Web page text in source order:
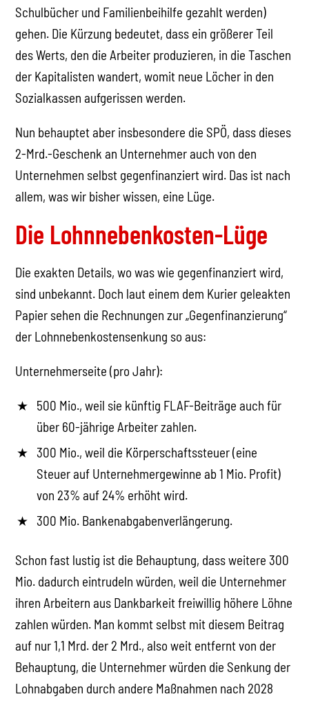
Schulbücher und Familienbeihilfe gezahlt werden)
gehen. Die Kürzung bedeutet, dass ein größerer Teil
des Werts, den die Arbeiter produzieren, in die Taschen
der Kapitalisten wandert, womit neue Löcher in den
Sozialkassen aufgerissen werden.
Nun behauptet aber insbesondere die SPÖ, dass dieses
2-Mrd.-Geschenk an Unternehmer auch von den
Unternehmen selbst gegenfinanziert wird. Das ist nach
allem, was wir bisher wissen, eine Lüge.
Die Lohnnebenkosten-Lüge
Die exakten Details, wo was wie gegenfinanziert wird,
sind unbekannt. Doch laut einem dem Kurier geleakten
Papier sehen die Rechnungen zur „Gegenfinanzierung“
der Lohnnebenkostensenkung so aus:
Unternehmerseite (pro Jahr):
500 Mio., weil sie künftig FLAF-Beiträge auch für
über 60-jährige Arbeiter zahlen.
300 Mio., weil die Körperschaftssteuer (eine
Steuer auf Unternehmergewinne ab 1 Mio. Profit)
von 23% auf 24% erhöht wird.
300 Mio. Bankenabgabenverlängerung.
Schon fast lustig ist die Behauptung, dass weitere 300
Mio. dadurch eintrudeln würden, weil die Unternehmer
ihren Arbeitern aus Dankbarkeit freiwillig höhere Löhne
zahlen würden. Man kommt selbst mit diesem Beitrag
auf nur 1,1 Mrd. der 2 Mrd., also weit entfernt von der
Behauptung, die Unternehmer würden die Senkung der
Lohnabgaben durch andere Maßnahmen nach 2028